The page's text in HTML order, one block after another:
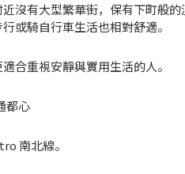
沒有大型繁華街，保有下町般的
或騎自行車生活也相對舒適。
合重視安靜與實用生活的人。
都心
南北線。